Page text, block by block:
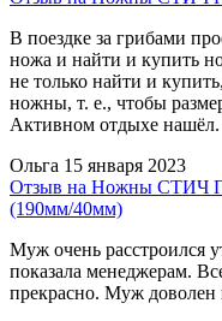
В поездке за грибами
ножа и найти и купить
не только найти и
ножны, т. е., чтобы
Активном отдыхе
Ольга 15 января 2023
Отзыв на Ножны СТИЧ
(190мм/40мм)
Муж очень расстроился
показала менеджерам.
прекрасно. Муж доволен